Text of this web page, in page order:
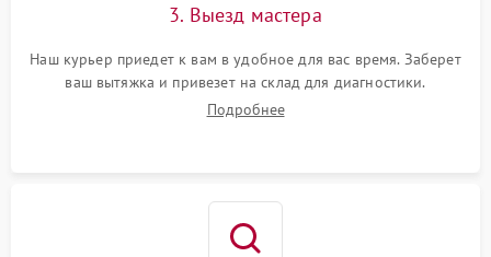
3. Выезд мастера
Наш курьер приедет к вам в удобное для вас время. Заберет
ваш вытяжка и привезет на склад для диагностики.
Подробнее